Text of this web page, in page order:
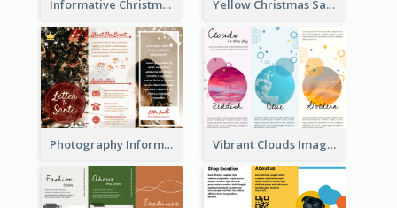
Informative Christmas Brochure With Graphics And Photos Yellow Christmas Sale Brochure With Images Of Products
Photography Informative Christmas Event Brochure Vibrant Clouds Imagery Tri Fold Brochure